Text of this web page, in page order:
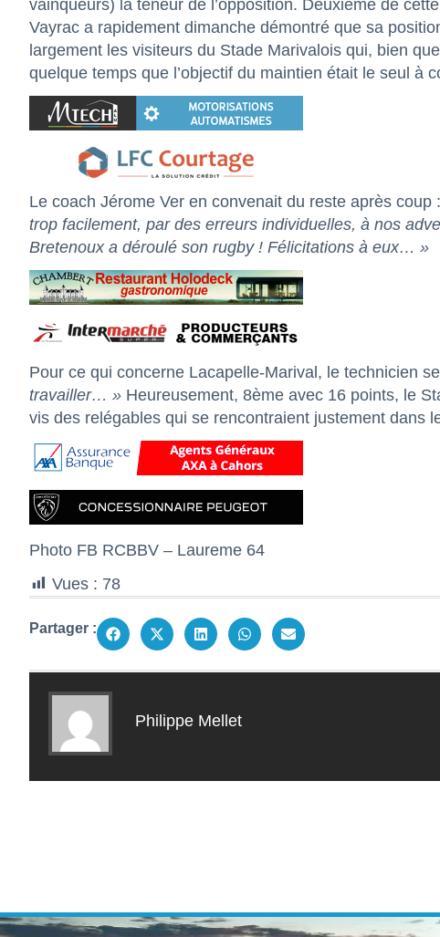
vainqueurs) la teneur de l’opposition. Deuxième de
Vayrac a rapidement dimanche démontré que sa
largement les visiteurs du Stade Marivalois qui, bien
quelque temps que l’objectif du maintien était le seul à
Le coach Jérome Ver en convenait du reste après coup
trop facilement, par des erreurs individuelles, à nos
Bretenoux a déroulé son rugby ! Félicitations à eux… »
Pour ce qui concerne Lacapelle-Marival, le technicien
travailler… » Heureusement, 8ème avec 16 points, le
vis des relégables qui se rencontraient justement dans
Photo FB RCBBV – Laureme 64
Vues : 78
Partager :
Philippe Mellet